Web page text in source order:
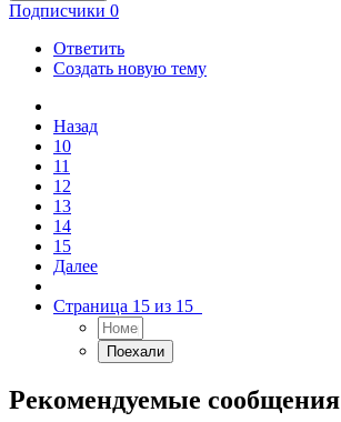
Подписчики 0
Ответить
Создать новую тему
Назад
10
11
12
13
14
15
Далее
Страница 15 из 15
Рекомендуемые сообщения